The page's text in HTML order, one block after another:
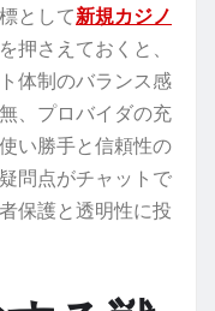
として新規カジノ
押さえておくと、
体制のバランス感
、プロバイダの充
い勝手と信頼性の
問点がチャットで
保護と透明性に投